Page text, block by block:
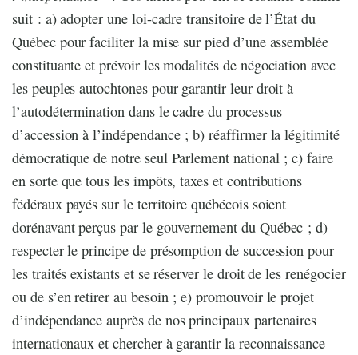
suit : a) adopter une loi-cadre transitoire de l’État du
Québec pour faciliter la mise sur pied d’une assemblée
constituante et prévoir les modalités de négociation avec
les peuples autochtones pour garantir leur droit à
l’autodétermination dans le cadre du processus
d’accession à l’indépendance ; b) réaffirmer la légitimité
démocratique de notre seul Parlement national ; c) faire
en sorte que tous les impôts, taxes et contributions
fédéraux payés sur le territoire québécois soient
dorénavant perçus par le gouvernement du Québec ; d)
respecter le principe de présomption de succession pour
les traités existants et se réserver le droit de les renégocier
ou de s’en retirer au besoin ; e) promouvoir le projet
d’indépendance auprès de nos principaux partenaires
internationaux et chercher à garantir la reconnaissance